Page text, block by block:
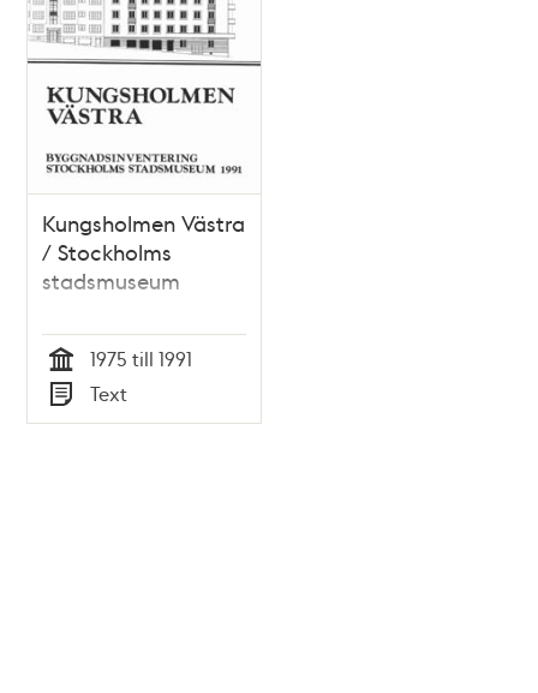
Kungsholmen Västra
/ Stockholms
stadsmuseum
Tid
1975 till 1991
Typ
Text